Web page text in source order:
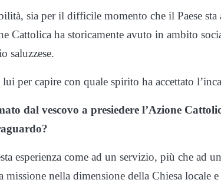
sia per il difficile momento che il Paese sta
Cattolica ha storicamente avuto in ambito
saluzzese.
per capire con quale spirito ha accettato
dal vescovo a presiedere l’Azione
esperienza come ad un servizio, più che ad
missione nella dimensione della Chiesa locale